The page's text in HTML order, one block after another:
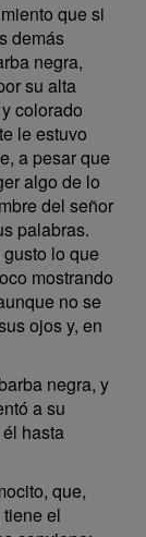
que si
demás
negra,
su alta
colorado
le estuvo
a pesar que
algo de lo
del señor
palabras.
lo que
mostrando
no se
ojos y, en
negra, y
a su
hasta
que,
el